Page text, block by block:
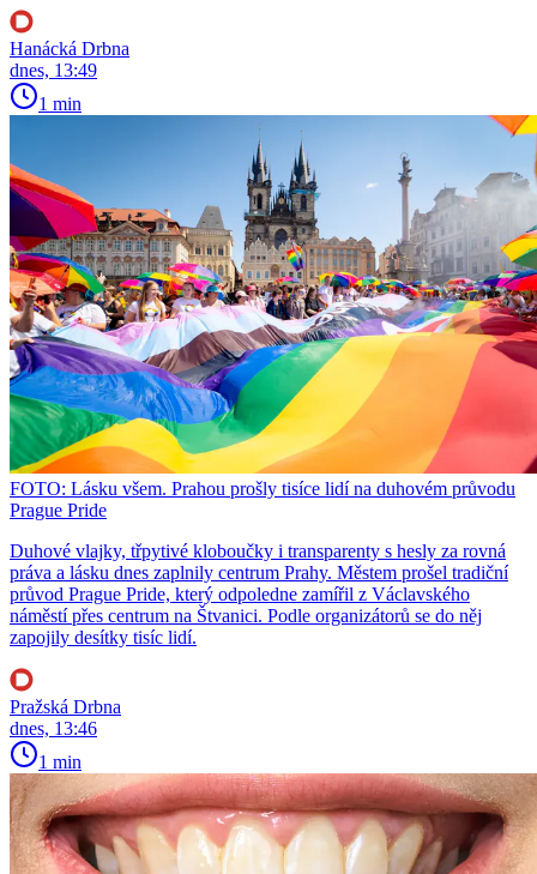
Hanácká Drbna
dnes, 13:49
1 min
FOTO: Lásku všem. Prahou prošly tisíce lidí na duhovém průvodu
Prague Pride
Duhové vlajky, třpytivé kloboučky i transparenty s hesly za rovná
práva a lásku dnes zaplnily centrum Prahy. Městem prošel tradiční
průvod Prague Pride, který odpoledne zamířil z Václavského
náměstí přes centrum na Štvanici. Podle organizátorů se do něj
zapojily desítky tisíc lidí.
Pražská Drbna
dnes, 13:46
1 min